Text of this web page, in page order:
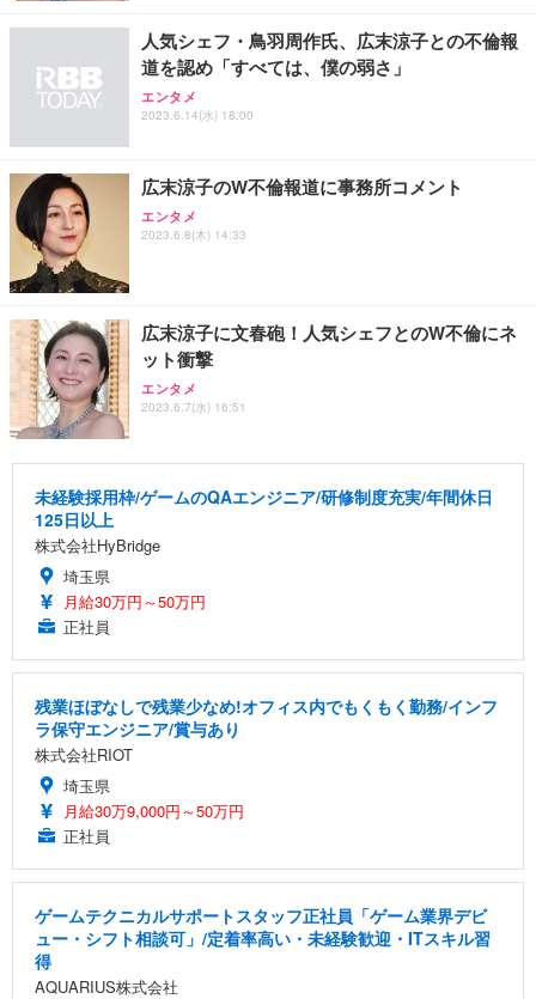
人気シェフ・鳥羽周作氏、広末涼子との不倫報
道を認め「すべては、僕の弱さ」
エンタメ
2023.6.14(水) 18:00
広末涼子のW不倫報道に事務所コメント
エンタメ
2023.6.8(木) 14:33
広末涼子に文春砲！人気シェフとのW不倫にネ
ット衝撃
エンタメ
2023.6.7(水) 16:51
未経験採用枠/ゲームのQAエンジニア/研修制度充実/年間休日
125日以上
株式会社HyBridge
埼玉県
月給30万円～50万円
正社員
残業ほぼなしで残業少なめ!オフィス内でもくもく勤務/インフ
ラ保守エンジニア/賞与あり
株式会社RIOT
埼玉県
月給30万9,000円～50万円
正社員
ゲームテクニカルサポートスタッフ正社員「ゲーム業界デビ
ュー・シフト相談可」/定着率高い・未経験歓迎・ITスキル習
得
AQUARIUS株式会社